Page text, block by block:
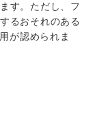
す。ただし、フ
るおそれのある
が認められま